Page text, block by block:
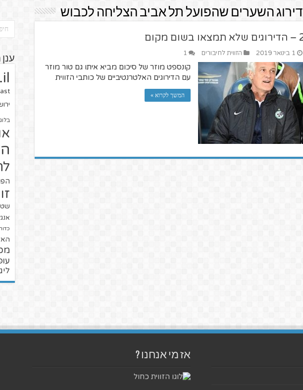
דירוג השערים שהפועל תל אביב הצליחה לכבוש
1 בינואר 2019 הזווית לחיבורים 1
קונספט מוזר של סיכום מביא איתו גם טור מוזר
עם הדירוגים האלטרנטיביים של כותבי הזווית
המשך לקרוא »
בלוג
ליג
אז מי אנחנו ?